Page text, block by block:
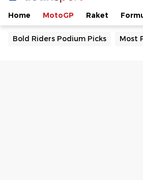
Home MotoGP Raket
Bold Riders Podium Picks Most